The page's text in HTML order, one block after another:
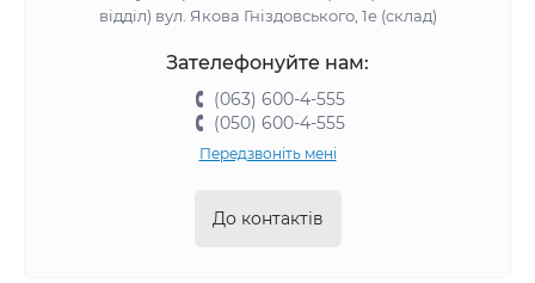
відділ) вул. Якова Гніздовського, 1е (склад)
Зателефонуйте нам:
(063) 600-4-555
(050) 600-4-555
Передзвоніть мені
До контактів